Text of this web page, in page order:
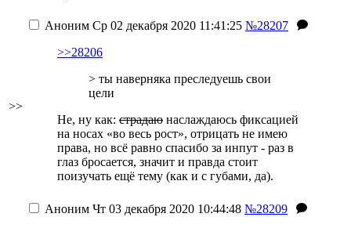
>>
Аноним Ср 02 декабря 2020 11:41:25 №28207
>>28206
> ты наверняка преследуешь свои
цели
Не, ну как: страдаю наслаждаюсь фиксацией
на носах «во весь рост», отрицать не имею
права, но всё равно спасибо за инпут - раз в
глаз бросается, значит и правда стоит
поизучать ещё тему (как и с губами, да).
Аноним Чт 03 декабря 2020 10:44:48 №28209